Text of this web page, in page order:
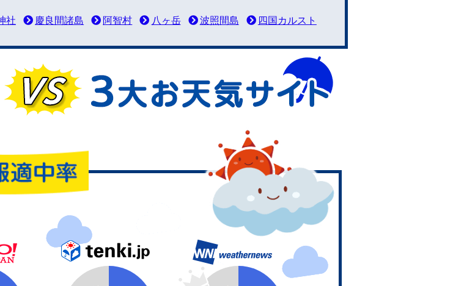
社 慶良間諸島 阿智村 八ヶ岳 波照間島 四国カルスト